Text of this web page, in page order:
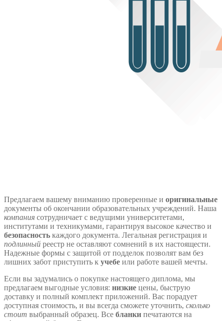
Предлагаем вашему вниманию проверенные и оригинальные
документы об окончании образовательных учреждений. Наша
компания сотрудничает с ведущими университетами,
институтами и техникумами, гарантируя высокое качество и
безопасность каждого документа. Легальная регистрация и
подлинный реестр не оставляют сомнений в их настоящести.
Надежные формы с защитой от подделок позволят вам без
лишних забот приступить к учебе или работе вашей мечты.
Если вы задумались о покупке настоящего диплома, мы
предлагаем выгодные условия: низкие цены, быструю
доставку и полный комплект приложений. Вас порадует
доступная стоимость, и вы всегда сможете уточнить, сколько
стоит выбранный образец. Все бланки печатаются на